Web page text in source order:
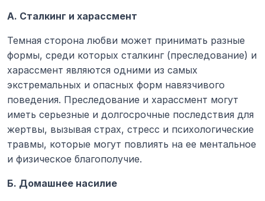
А. Сталкинг и харассмент
Темная сторона любви может принимать разные
формы, среди которых сталкинг (преследование) и
харассмент являются одними из самых
экстремальных и опасных форм навязчивого
поведения. Преследование и харассмент могут
иметь серьезные и долгосрочные последствия для
жертвы, вызывая страх, стресс и психологические
травмы, которые могут повлиять на ее ментальное
и физическое благополучие.
Б. Домашнее насилие